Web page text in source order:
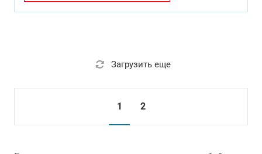
Загрузить еще
1 2